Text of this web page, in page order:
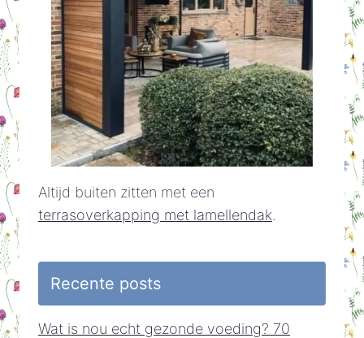
Altijd buiten zitten met een
terrasoverkapping met lamellendak.
Recente posts
Wat is nou echt gezonde voeding? 70